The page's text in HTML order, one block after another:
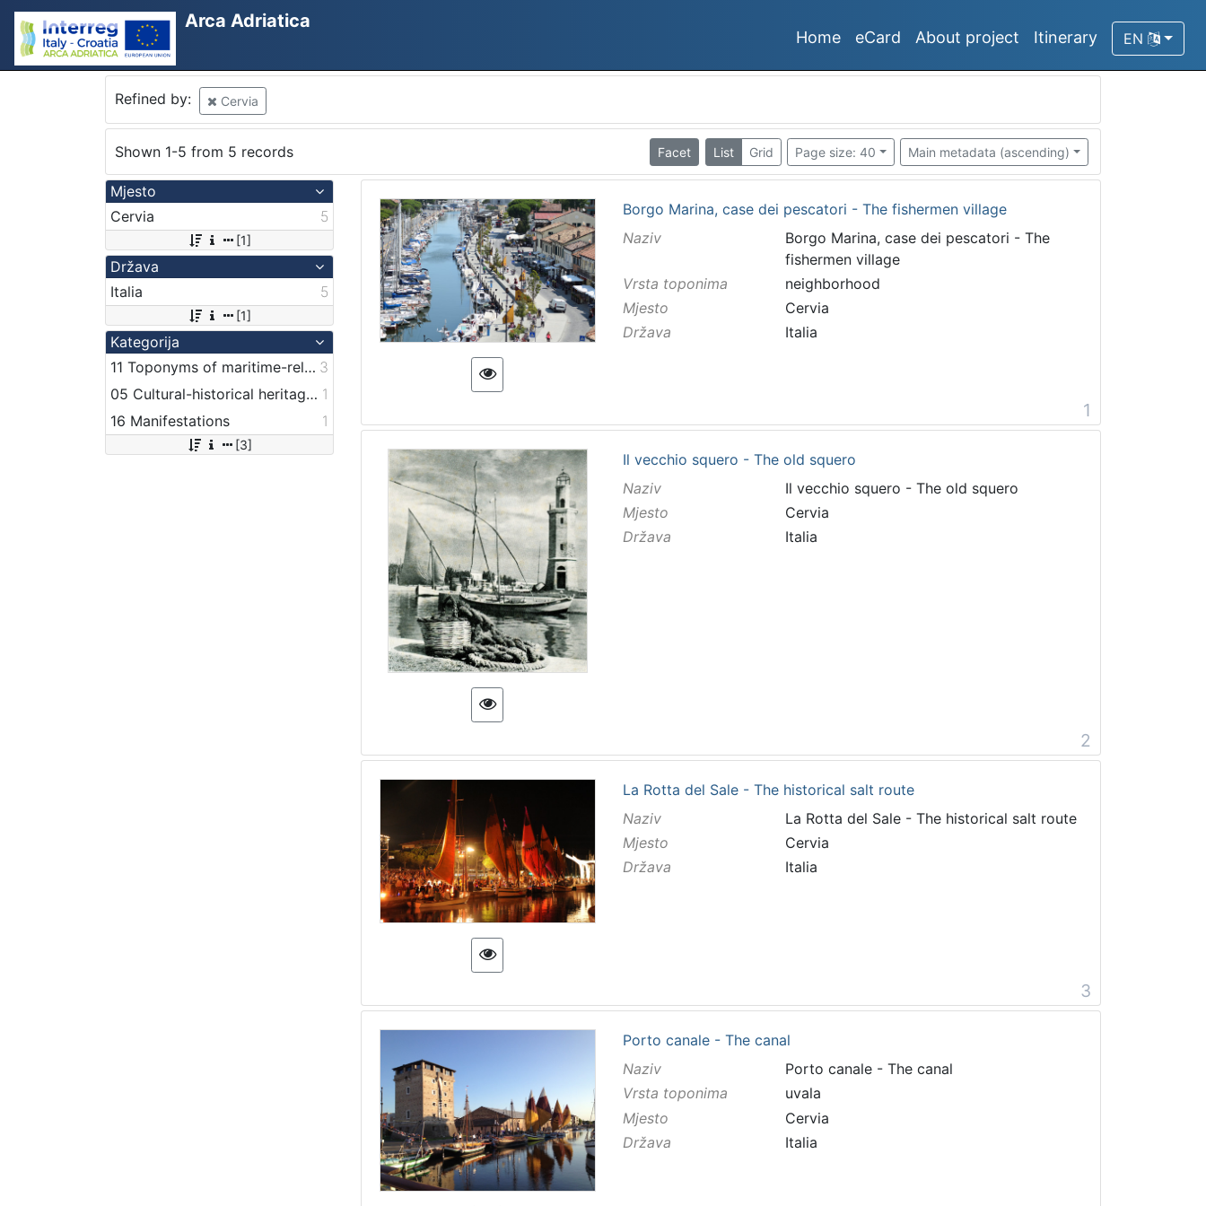
Arca Adriatica
Home eCard About project Itinerary EN
Refined by: Cervia
Shown 1-5 from 5 records Facet List Grid Page size: 40 Main metadata (ascending)
Mjesto
Cervia
5
[1]
Država
Italia
5
[1]
Kategorija
11 Toponyms of maritime-related localities 3
05 Cultural-historical heritage on the shore and in the sea 1
16 Manifestations
1
[3]
Borgo Marina, case dei pescatori - The fishermen village
Naziv
Borgo Marina, case dei pescatori - The
fishermen village
Vrsta toponima
neighborhood
Mjesto
Cervia
Država
Italia
1
Il vecchio squero - The old squero
Naziv
Il vecchio squero - The old squero
Mjesto
Cervia
Država
Italia
2
La Rotta del Sale - The historical salt route
Naziv
La Rotta del Sale - The historical salt route
Mjesto
Cervia
Država
Italia
3
Porto canale - The canal
Naziv
Porto canale - The canal
Vrsta toponima
uvala
Mjesto
Cervia
Država
Italia